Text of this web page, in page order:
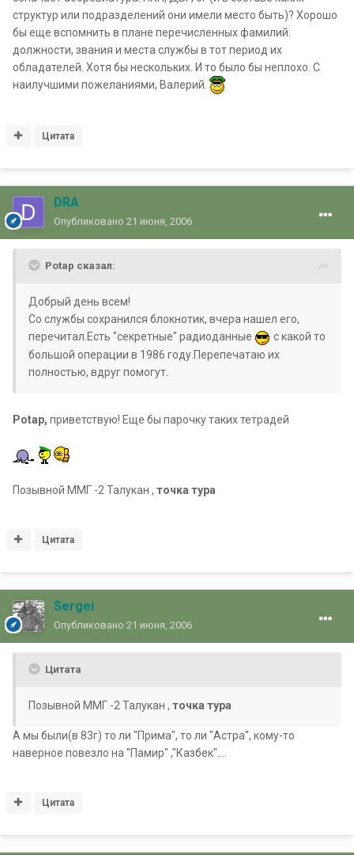
структур или подразделений они имели место быть)? Хорошо
бы еще вспомнить в плане перечисленных фамилий:
должности, звания и места службы в тот период их
обладателей. Хотя бы нескольких. И то было бы неплохо. С
наилучшими пожеланиями, Валерий.
Цитата
DRA
Опубликовано 21 июня, 2006
Potap сказал:
Добрый день всем!
Со службы сохранился блокнотик, вчера нашел его,
перечитал.Есть "секретные" радиоданные
с какой то
большой операции в 1986 году.Перепечатаю их
полностью, вдруг помогут.
Potap, приветствую! Еще бы парочку таких тетрадей
Позывной ММГ -2 Талукан , точка тура
Цитата
Sergei
Опубликовано 21 июня, 2006
Цитата
Позывной ММГ -2 Талукан , точка тура
А мы были(в 83г) то ли "Прима", то ли "Астра", кому-то
наверное повезло на "Памир" ,"Казбек"....
Цитата